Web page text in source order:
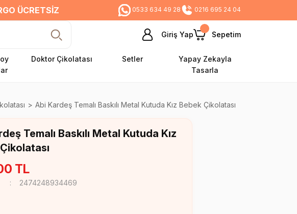
ÜCRETSIZ 0533 634 49 28 0216 695 24 04
Giriş Yap Sepetim
Doktor Çikolatası Setler
Yapay Zekayla
Tasarla
Abi Kardeş Temalı Baskılı Metal Kutuda Kız Bebek Çikolatası
Temalı Baskılı Metal Kutuda Kız
TL
2474248934469